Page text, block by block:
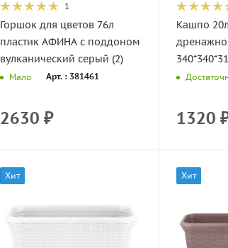
1
Горшок для цветов 76л
пластик АФИНА с поддоном
вулканический серый (2)
Мало Арт. : 381461
2630 ₽
Кашпо
1320
Хит Хит